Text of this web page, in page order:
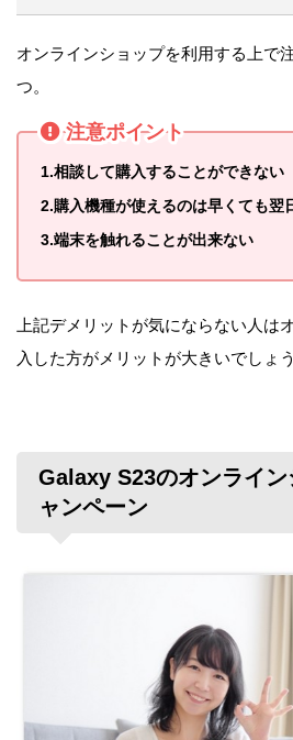
オンラインショップを利用する上で
つ。
注意ポイント
1.相談して購入することができない
2.購入機種が使えるのは早くても翌
3.端末を触れることが出来ない
上記デメリットが気にならない人は
入した方がメリットが大きいでしょう
Galaxy S23のオンライン
ャンペーン